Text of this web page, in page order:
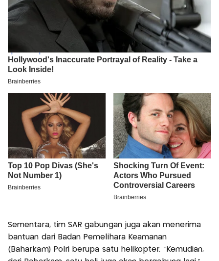
Sementara, tim SAR gabungan juga akan menerima
bantuan dari Badan Pemelihara Keamanan
(Baharkam) Polri berupa satu helikopter. "Kemudian,